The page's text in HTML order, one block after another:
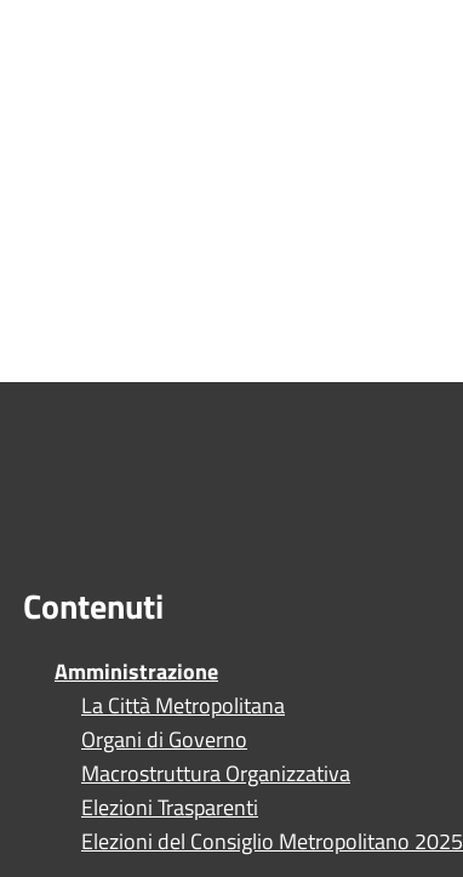
Contenuti
Amministrazione
La Città Metropolitana
Organi di Governo
Macrostruttura Organizzativa
Elezioni Trasparenti
Elezioni del Consiglio Metropolitano 2025